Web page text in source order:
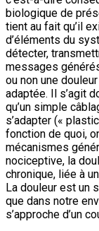
biologique de
tient au fait qu’il
d’éléments du
détecter,
messages
ou non une
adaptée. Il s’agit
qu’un simple
s’adapter («
fonction de quoi,
mécanismes
nociceptive, la
chronique, liée à
La douleur est un
que dans notre
s’approche d’un